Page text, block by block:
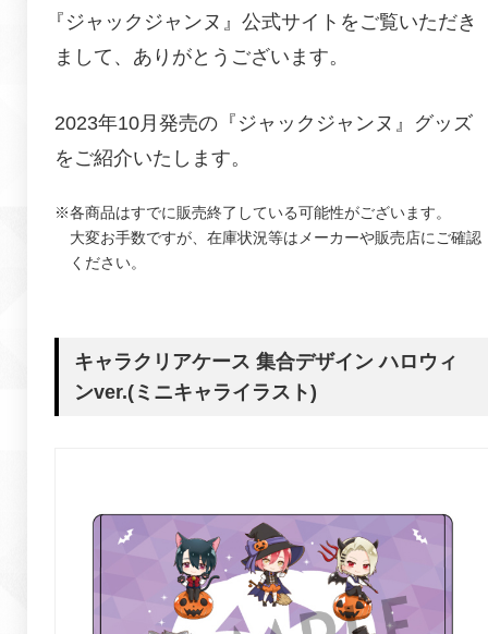
『 ジャックジャンヌ 』公式サイトをご覧いただき
まして、ありがとうございます。
2023年10月発売の『ジャックジャンヌ』グッズ
をご紹介いたします。
※各商品はすでに販売終了している可能性がございます。
大変お手数ですが、在庫状況等はメーカーや販売店にご確認
ください。
キャラクリアケース 集合デザイン ハロウィ
ンver.(ミニキャライラスト)